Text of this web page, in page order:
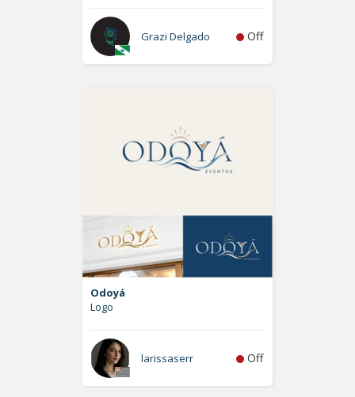
Grazi Delgado Off
Odoyá
Logo
larissaserr Off